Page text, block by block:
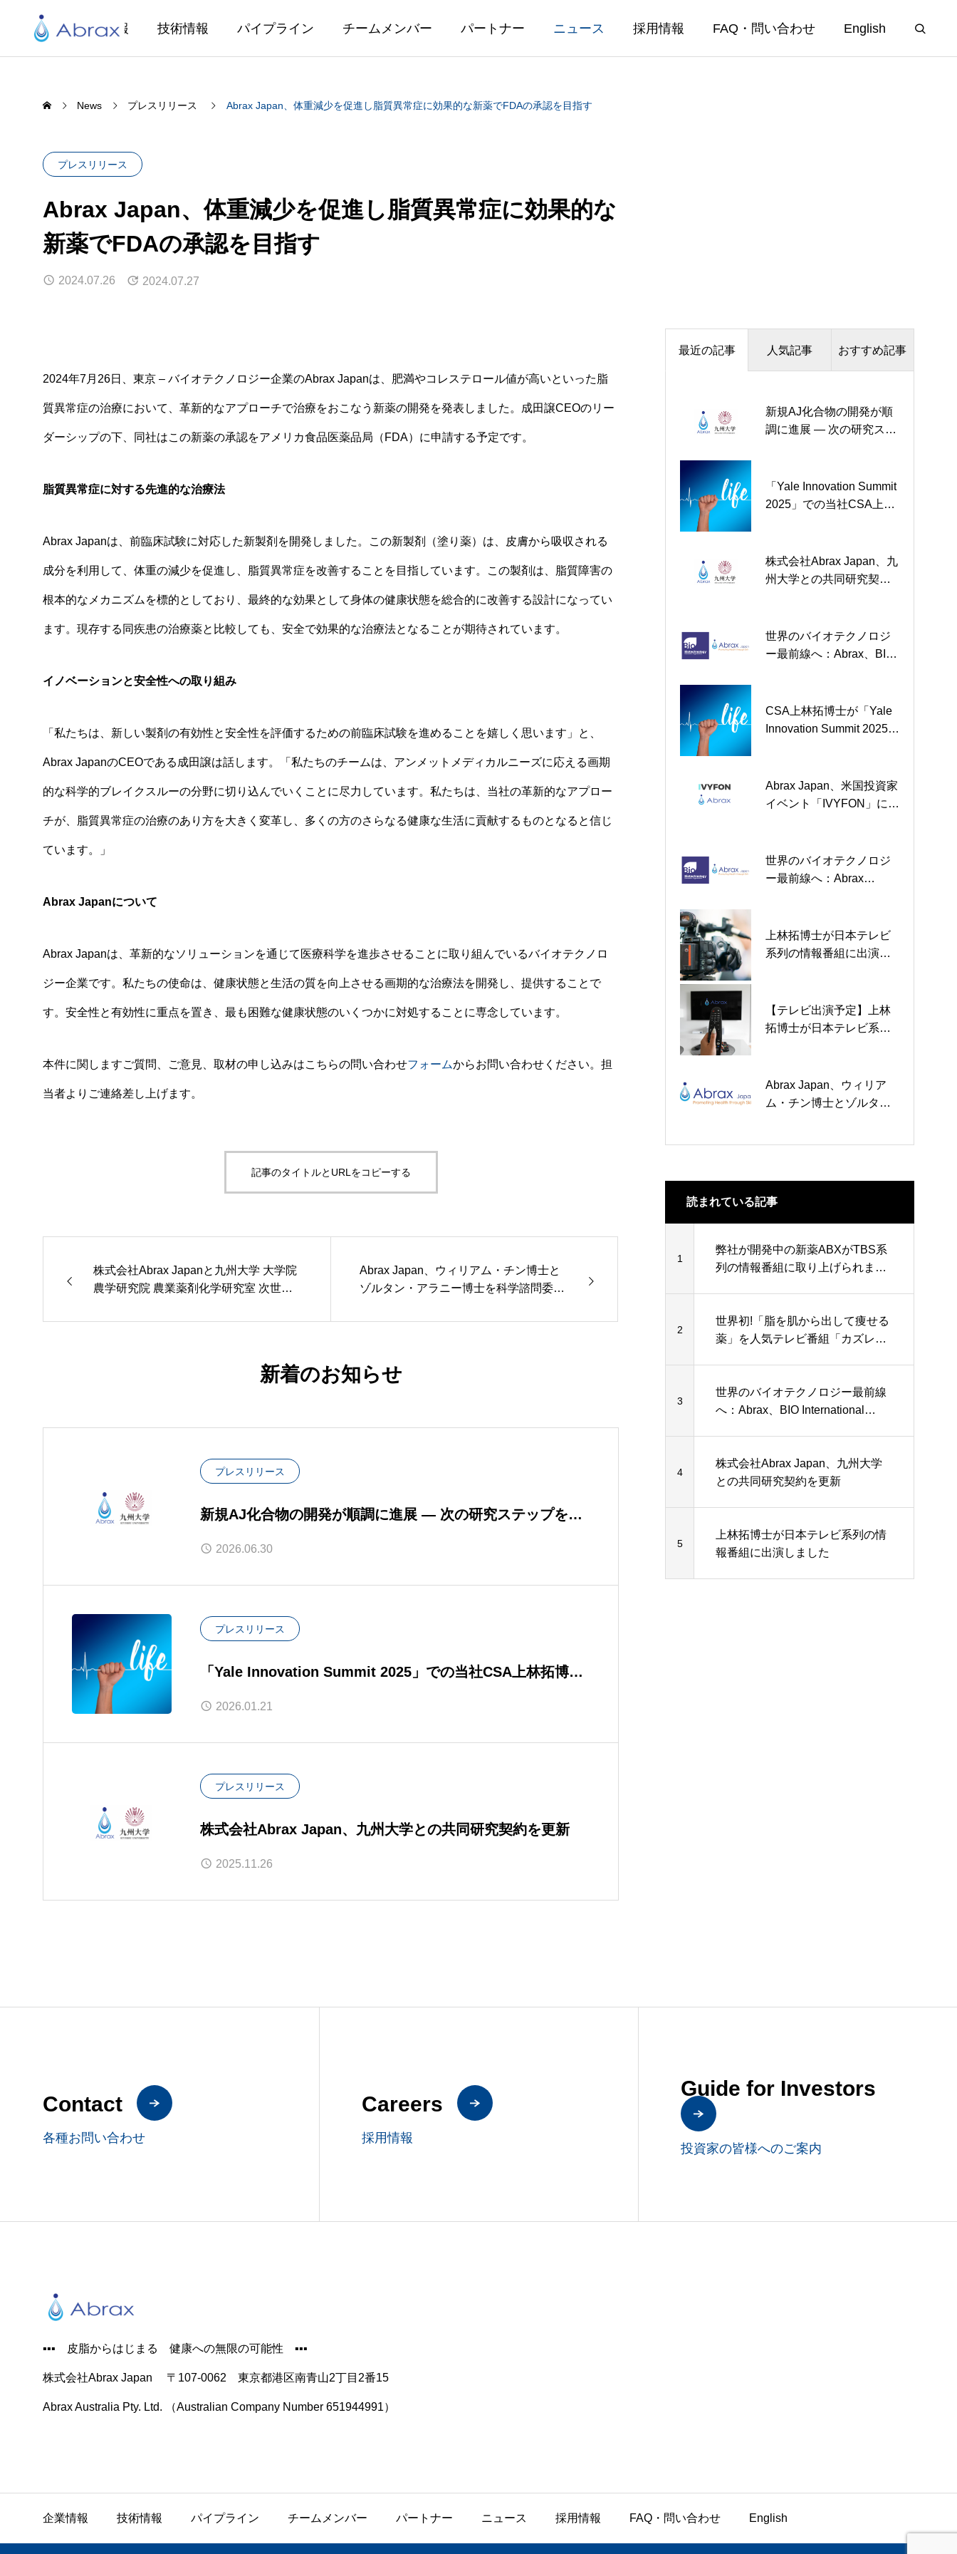
企業情報 技術情報 パイプライン チームメンバー パートナー ニュース 採用情報 FAQ・問い合わせ English
News プレスリリース Abrax Japan、体重減少を促進し脂質異常症に効果的な新薬でFDAの承認を目指す
プレスリリース
Abrax Japan、体重減少を促進し脂質異常症に効果的な
新薬でFDAの承認を目指す
2024.07.26 2024.07.27
2024年7月 26日、東京 – バイオテクノロジー企業のAbrax Japanは、肥満やコレステロール値が高いといった脂
質異常症の治療において、革新的なアプローチで治療をおこなう新薬の開発を発表しました。成田譲CEOのリー
ダーシップの下、同社はこの新薬の承認をアメリカ食品医薬品局（ FDA）に申請する予定です。
脂質異常症に対する先進的な治療法
Abrax Japanは、前臨床試験に対応した新製剤を開発しました。この新製剤（塗り薬）は、皮膚から吸収される
成分を利用して、体重の減少を促進し、脂質異常症を改善することを目指しています。この製剤は、脂質障害の
根本的なメカニズムを標的としており、最終的な効果として身体の健康状態を総合的に改善する設計になってい
ます。現存する同疾患の治療薬と比較しても、安全で効果的な治療法となることが期待されています。
イノベーションと安全性への取り組み
「私たちは、新しい製剤の有効性と安全性を評価するための前臨床試験を進めることを嬉しく思います」と、
Abrax JapanのCEOである成田譲は話します。「私たちのチームは、アンメットメディカルニーズに応える画期
的な科学的ブレイクスルーの分野に切り込んでいくことに尽力しています。私たちは、当社の革新的なアプロー
チが、脂質異常症の治療のあり方を大きく変革し、多くの方のさらなる健康な生活に貢献するものとなると信じ
ています。」
Abrax Japanについて
Abrax Japanは、革新的なソリューションを通じて医療科学を進歩させることに取り組んでいるバイオテクノロ
ジー企業です。私たちの使命は、健康状態と生活の質を向上させる画期的な治療法を開発し、提供することで
す。安全性と有効性に重点を置き、最も困難な健康状態のいくつかに対処することに専念しています。
本件に関しますご質問、ご意見、取材の申し込みはこちらの問い合わせフォームからお問い合わせください。担
当者よりご連絡差し上げます。
記事のタイトルとURLをコピーする
株式会社Abrax Japanと九州大学 大学院
農学研究院 農業薬剤化学研究室 次世代
共同研究契約を締結
Abrax Japan、ウィリアム・チン博士と
ゾルタン・アラニー博士を科学諮問委員
新着のお知らせ
プレスリリース
新規AJ化合物の開発が順調に進展 ― 次の研究ステップを確
認
2026.06.30
プレスリリース
「Yale Innovation Summit 2025」での当社CSA上林拓博士
の講演が主催者より動画公開されました
2026.01.21
プレスリリース
株式会社Abrax Japan、九州大学との共同研究契約を更新
2025.11.26
最近の記事 人気記事 おすすめ記事
新規AJ化合物の開発が順
調に進展 ― 次の研究ステ
「Yale Innovation Summit
2025」での当社CSA上林
株式会社Abrax Japan、九
州大学との共同研究契約
世界のバイオテクノロジ
ー最前線へ：Abrax、BIO
CSA上林拓博士が「Yale
Innovation Summit 2025」
Abrax Japan、米国投資家
イベント「IVYFON」にて
性に注目集まる
世界のバイオテクノロジ
ー最前線へ：Abrax
上林拓博士が日本テレビ
系列の情報番組に出演し
【テレビ出演予定】上林
拓博士が日本テレビ系列
Abrax Japan、ウィリア
ム・チン博士とゾルタ
新規AJ化合物の開発が順
調に進展 ― 次の研究ステ
弊社が開発中の新薬ABX
がTBS系列の情報番組に
株式会社Abrax Japan、九
州大学との共同研究契約
ペンシルベニア大学との
ライセンス契約締結を発
上林拓博士が日本テレビ
系列の情報番組に出演し
【テレビ出演予定】上林
拓博士が日本テレビ系列
300万ドルの資金調達を完
了して臨床試験のステー
世界のバイオテクノロジ
ー最前線へ：Abrax、BIO
「Yale Innovation Summit
2025」での当社CSA上林
リードプログラムの臨床
試験開始に向けた非臨床
株式会社Abrax Japanと九
州大学 大学院農学研究院
物の開発に関する共同研
究契約を締結
読まれている記事
1
弊社が開発中の新薬ABXがTBS系
列の情報番組に取り上げられまし
2
世界初!「脂を肌から出して痩せる
薬」を人気テレビ番組「カズレー
3
世界のバイオテクノロジー最前線
へ：Abrax、BIO International
4
株式会社Abrax Japan、九州大学
との共同研究契約を更新
5
上林拓博士が日本テレビ系列の情
報番組に出演しました
Contact
各種お問い合わせ
Careers
採用情報
Guide for Investors
投資家の皆様へのご案内
▪️▪️▪️ 皮脂からはじまる 健康への無限の可能性 ▪️▪️▪️
株式会社Abrax Japan 〒107-0062 東京都港区南青山2丁目2番15
Abrax Australia Pty. Ltd. （Australian Company Number 651944991）
企業情報 技術情報 パイプライン チームメンバー パートナー ニュース 採用情報 FAQ・問い合わせ English